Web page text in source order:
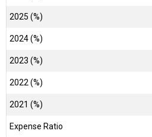
2025 (%)
2024 (%)
2023 (%)
2022 (%)
2021 (%)
Expense Ratio